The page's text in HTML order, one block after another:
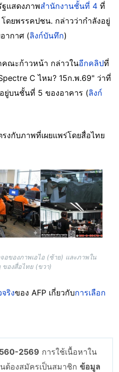
ฐแสดงภาพสำนักงานชั้นที่ 4 ที่
ดยพรรคปชน. กล่าวว่ากำลังอยู่
ากาศ (ลิงก์บันทึก)
ณะก้าวหน้า กล่าวในอีกคลิปที่
C ไหม? 15ก.พ.69" ว่าที่
ยู่บนชั้นที่ 5 ของอาคาร (ลิงก์
งกับภาพที่เผยแพร่โดยสื่อไทย
อของภาพเอไอ (ซ้าย) และภาพใน
ของสื่อไทย (ขวา)
ริงของ AFP เกี่ยวกับการเลือก
2569 การใช้เนื้อหาใน
ต้องสมัครเป็นสมาชิก ข้อมูล